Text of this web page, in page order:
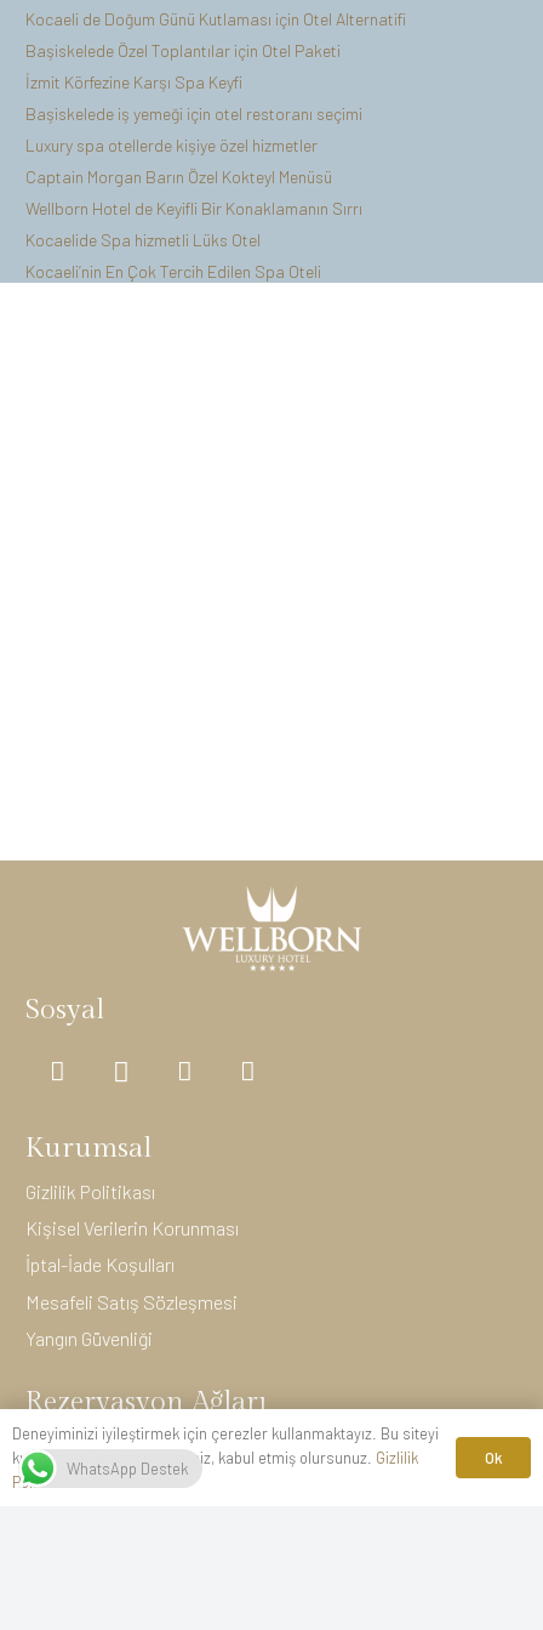
Kocaeli de Doğum Günü Kutlaması için Otel Alternatifi
Başiskelede Özel Toplantılar için Otel Paketi
İzmit Körfezine Karşı Spa Keyfi
Başiskelede iş yemeği için otel restoranı seçimi
Luxury spa otellerde kişiye özel hizmetler
Captain Morgan Barın Özel Kokteyl Menüsü
Wellborn Hotel de Keyifli Bir Konaklamanın Sırrı
Kocaelide Spa hizmetli Lüks Otel
Kocaeli’nin En Çok Tercih Edilen Spa Oteli
Sosyal
Kurumsal
Gizlilik Politikası
Kişisel Verilerin Korunması
İptal-İade Koşulları
Mesafeli Satış Sözleşmesi
Yangın Güvenliği
Rezervasyon Ağları
WhatsApp Destek
Deneyiminizi iyileştirmek için çerezler kullanmaktayız. Bu siteyi
kullanmaya devam ederseniz, kabul etmiş olursunuz. Gizlilik
Politikası
Ok